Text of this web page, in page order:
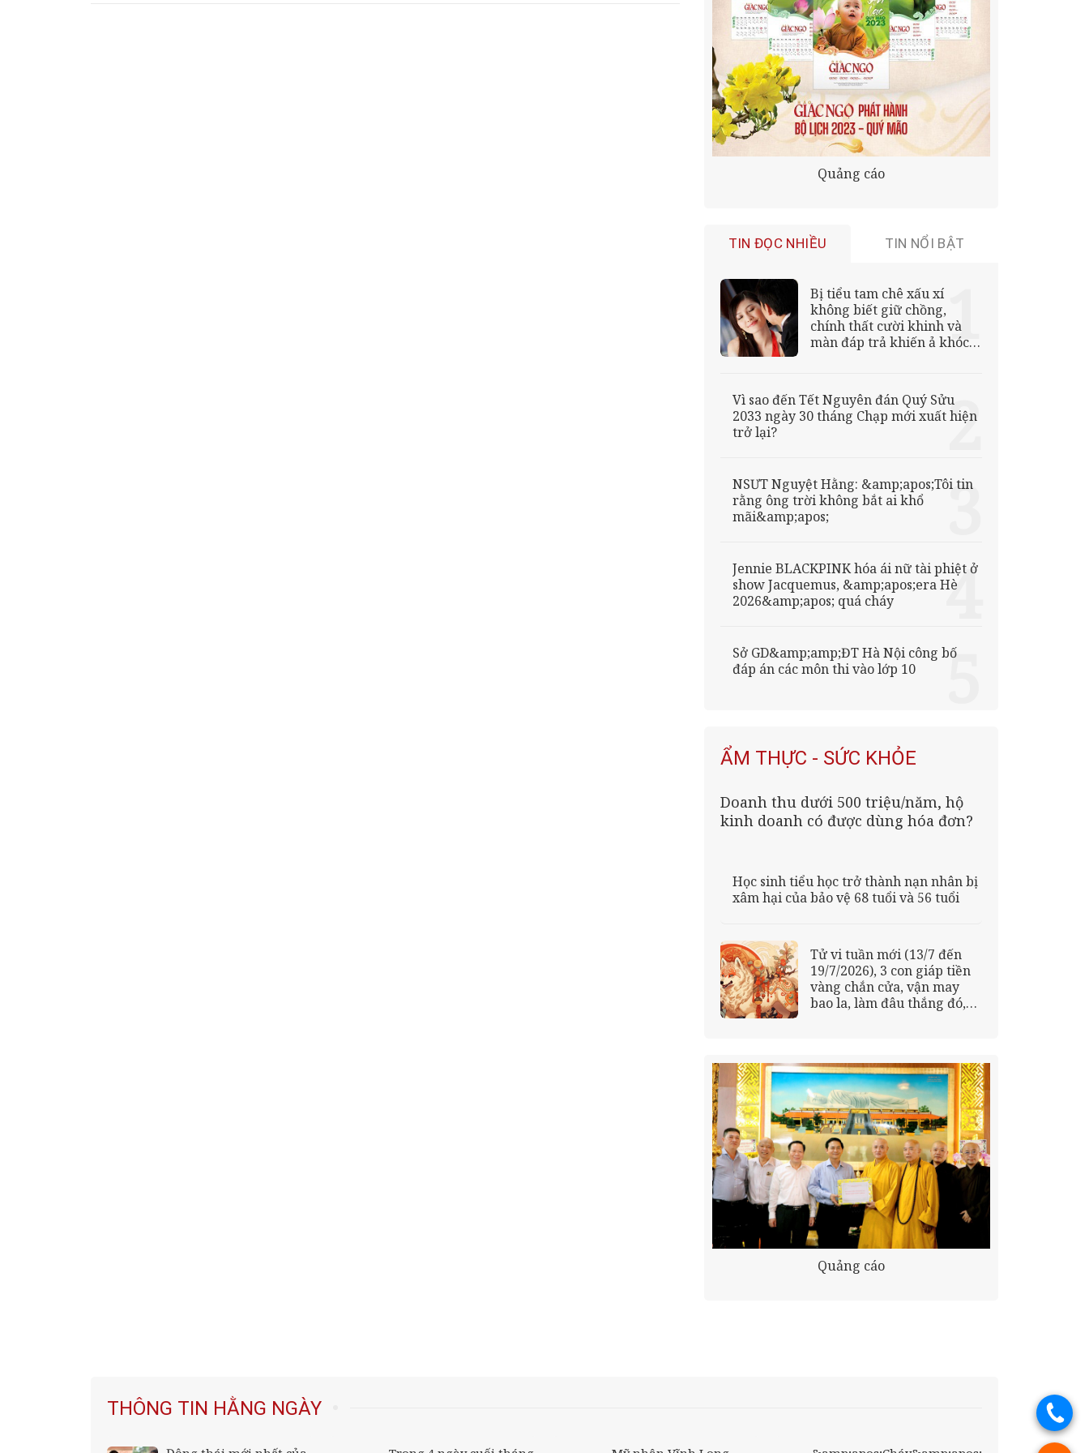
Quảng cáo
TIN ĐỌC NHIỀU TIN NỔI BẬT
Bị tiểu tam chê xấu xí
không biết giữ chồng,
chính thất cười khinh và
màn đáp trả khiến ả khóc
Vì sao đến Tết Nguyên đán Quý Sửu
2033 ngày 30 tháng Chạp mới xuất hiện
trở lại?
NSƯT Nguyệt Hằng: &amp;apos;Tôi tin
rằng ông trời không bắt ai khổ
mãi&amp;apos;
Jennie BLACKPINK hóa ái nữ tài phiệt ở
show Jacquemus, &amp;apos;era Hè
2026&amp;apos; quá cháy
Sở GD&amp;amp;ĐT Hà Nội công bố
đáp án các môn thi vào lớp 10
ẨM THỰC - SỨC KHỎE
Doanh thu dưới 500 triệu/năm, hộ
kinh doanh có được dùng hóa đơn?
Học sinh tiểu học trở thành nạn nhân bị
xâm hại của bảo vệ 68 tuổi và 56 tuổi
Tử vi tuần mới (13/7 đến
19/7/2026), 3 con giáp tiền
vàng chắn cửa, vận may
bao la, làm đâu thắng đó,
Quảng cáo
THÔNG TIN HẰNG NGÀY .